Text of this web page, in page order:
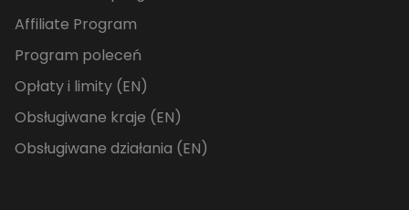
Affiliate Program
Program poleceń
Opłaty i limity (EN)
Obsługiwane kraje (EN)
Obsługiwane działania (EN)